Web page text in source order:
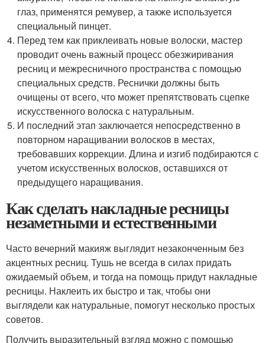
глаз, применятся ремувер, а также используется
специальный пинцет.
Перед тем как приклеивать новые волоски, мастер
проводит очень важный процесс обезжиривания
ресниц и межресничного пространства с помощью
специальных средств. Реснички должны быть
очищены от всего, что может препятствовать сцепке
искусственного волоска с натуральным.
И последний этап заключается непосредственно в
повторном наращивании волосков в местах,
требовавших коррекции. Длина и изгиб подбираются с
учетом искусственных волосков, оставшихся от
предыдущего наращивания.
Как сделать накладные ресницы
незаметными и естественными
Часто вечерний макияж выглядит незаконченным без
акцентных ресниц. Тушь не всегда в силах придать
ожидаемый объем, и тогда на помощь придут накладные
ресницы. Наклеить их быстро и так, чтобы они
выглядели как натуральные, помогут несколько простых
советов.
Получить выразительный взгляд можно с помощью